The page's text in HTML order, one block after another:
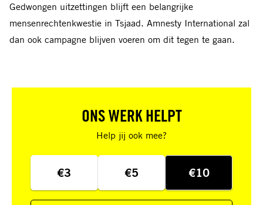
Gedwongen uitzettingen blijft een belangrijke
mensenrechtenkwestie in Tsjaad. Amnesty International zal
dan ook campagne blijven voeren om dit tegen te gaan.
ONS WERK HELPT
Help jij ook mee?
€3 €5 €10